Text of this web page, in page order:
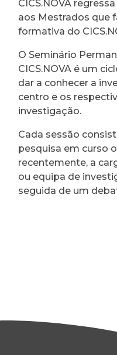
CICS.NOVA
aos Mestrados que
formativa do
O Seminário
CICS.NOVA é um
dar a conhecer a
centro e os
investigação.
Cada sessão
pesquisa em curso
recentemente, a
ou equipa de
seguida de um